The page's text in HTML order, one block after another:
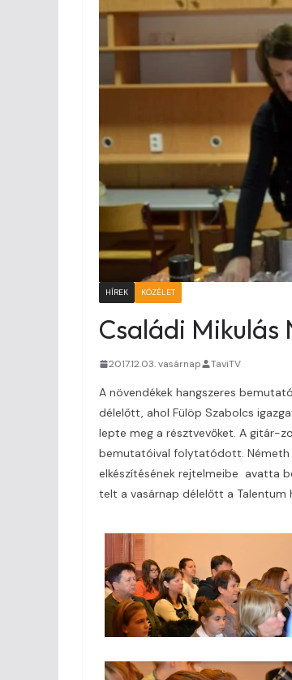
HÍREK KÖZÉLET
Családi Mikulás
2017.12.03. vasárnap TaviTV
A növendékek hangszeres
délelőtt, ahol Fülöp Szabolcs
lepte meg a résztvevőket. A gitár-
bemutatóival folytatódott. Németh
elkészítésének rejtelmeibe avatta
telt a vasárnap délelőtt a Talentum